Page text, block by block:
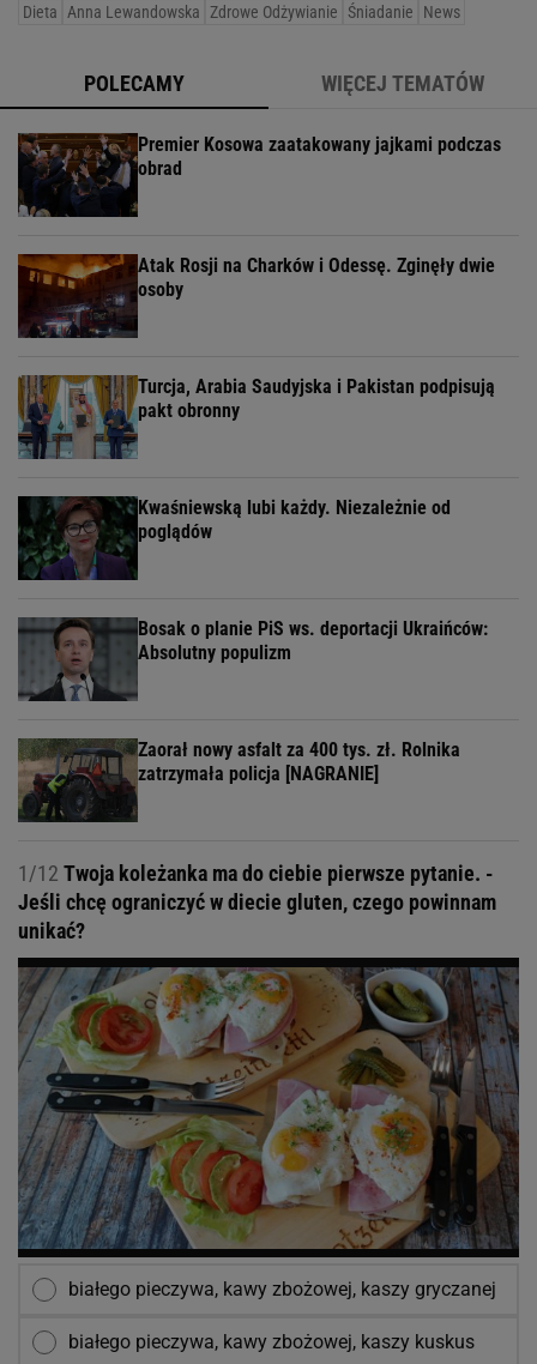
Dieta Anna Lewandowska Zdrowe Odżywianie Śniadanie News
POLECAMY WIĘCEJ TEMATÓW
Premier Kosowa zaatakowany jajkami podczas
obrad
Atak Rosji na Charków i Odessę. Zginęły dwie
osoby
Turcja, Arabia Saudyjska i Pakistan podpisują
pakt obronny
Kwaśniewską lubi każdy. Niezależnie od
poglądów
Bosak o planie PiS ws. deportacji Ukraińców:
Absolutny populizm
Zaorał nowy asfalt za 400 tys. zł. Rolnika
zatrzymała policja [NAGRANIE]
1/12 Twoja koleżanka ma do ciebie pierwsze pytanie. -
Jeśli chcę ograniczyć w diecie gluten, czego powinnam
unikać?
białego pieczywa, kawy zbożowej, kaszy gryczanej
białego pieczywa, kawy zbożowej, kaszy kuskus